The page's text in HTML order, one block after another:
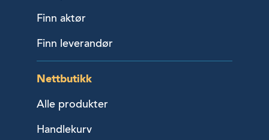
Finn aktør
Finn leverandør
Nettbutikk
Alle produkter
Handlekurv